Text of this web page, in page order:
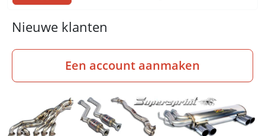
Nieuwe klanten
Een account aanmaken